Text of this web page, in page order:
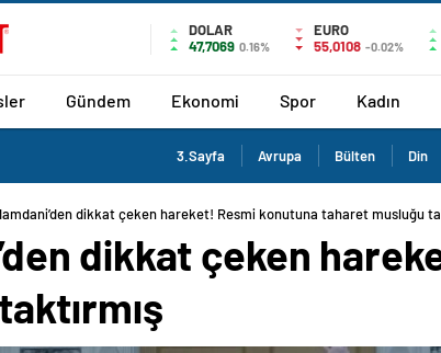
DOLAR
47,7069 0.16%
EURO
55,0108 -0.02%
Gündem Ekonomi Spor Kadın
3.Sayfa Avrupa Bülten Din
dikkat çeken hareket! Resmi konutuna taharet musluğu
dikkat çeken